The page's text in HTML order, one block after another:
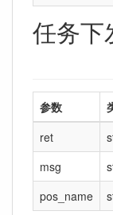
任务下
参数
ret
msg
pos_name